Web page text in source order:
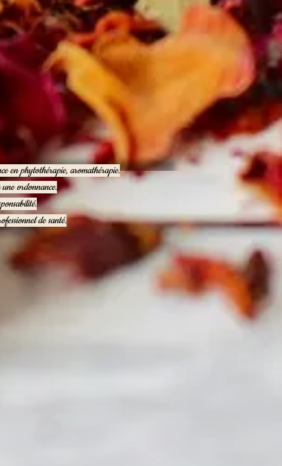
en phytothérapie, aromathérapie.
ordonnance.
de santé.